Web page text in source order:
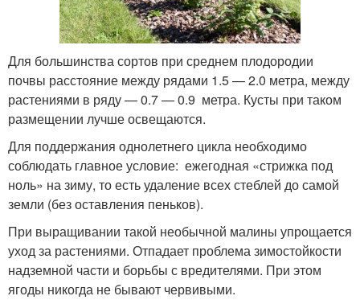
Для большинства сортов при среднем плодородии
почвы расстояние между рядами 1.5 — 2.0 метра, между
растениями в ряду — 0.7 — 0.9 метра. Кусты при таком
размещении лучше освещаются.
Для поддержания однолетнего цикла необходимо
соблюдать главное условие: ежегодная «стрижка под
ноль» на зиму, то есть удаление всех стеблей до самой
земли (без оставления пеньков).
При выращивании такой необычной малины упрощается
уход за растениями. Отпадает проблема зимостойкости
надземной части и борьбы с вредителями. При этом
ягоды никогда не бывают червивыми.